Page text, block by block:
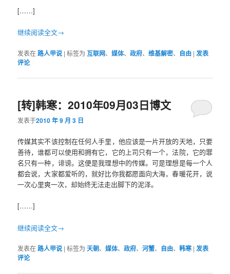
[……]
继续阅读全文→
发表在路人甲说 |标签为 互联网、媒体、政府、维基解密、 自由 |发表
评论
[转]韩寒：2010年09月03日博文
发表于2010 年 9 月 3 日
传媒其实不该控制在任何人手里，他应该是一片开放的天地，只要
善待，谁都可以使用和拥有它，它的上司只有一个，法院，它的罪
名只有一种，诽谤。这便是我理想中的传媒。可是理想是每一个人
都会说，大家都爱听的，就好比你我都愿面向大海，春暖花开，说
一次心里爽一次，却始终无法走出脚下的泥泽。
[……]
继续阅读全文→
发表在路人甲说 |标签为 天朝、媒体、政府、河蟹、 自由、韩寒 |发表
评论